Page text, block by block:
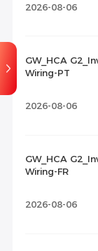
2026-08-06
GW_HCA
Wiring-PT
2026-08-06
GW_HCA
Wiring-FR
2026-08-06